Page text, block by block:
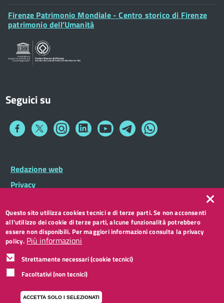
Sportelli al Cittadino - URP
Footer
Widget
Firenze Patrimonio Mondiale - Centro storico di Firenze
patrimonio dell’Umanità
Seguici su
Collegamento
Collegamento
a
Collegamento
a
Collegamento
a
Collegamento
a
Collegamento
a
Collegamento
a
Footer
Widget
Footer
menu
Redazione web
Privacy
Accessibilità
CC BY 3.0 IT
Questo sito utilizza cookies tecnici e di terze parti. Se non acconsenti
all'utilizzo dei cookie di terze parti, alcune funzionalità potrebbero
essere non disponibili. Per maggiori informazioni consulta la privacy
policy. Più informazioni
Strettamente necessari (cookie tecnici)
Facoltativi (non tecnici)
ACCETTA SOLO I SELEZIONATI